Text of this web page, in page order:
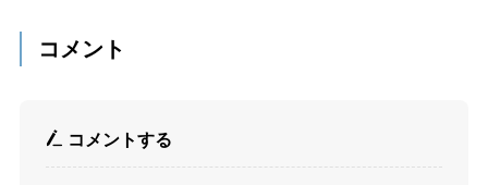
コメント
コメントする